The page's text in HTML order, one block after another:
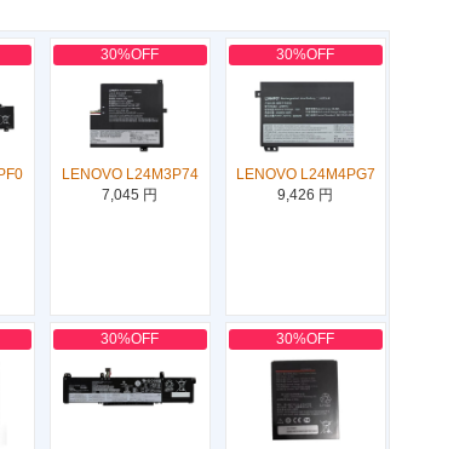
30%OFF
LENOVO L24M3P74
7,045 円
30%OFF
LENOVO L24M4PG7
9,426 円
30%OFF 30%OFF